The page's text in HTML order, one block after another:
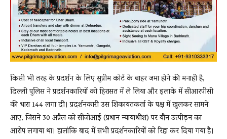
किसी भी तरह के प्रदर्शन के लिए सुप्रीम कोर्ट के बाहर जमा होने की मनाही है,
दिल्ली पुलिस ने प्रदर्शनकारियों को हिरासत में ले लिया और इलाके में सीआरपीसी
की धारा 144 लगा दी। प्रदर्शनकारी उस शिकायतकर्ता के पक्ष में खुलकर सामने
आए, जिसने 30 अप्रैल को सीजोआई (प्रधान न्यायाधीश) पर यौन उत्पीड़न का
आरोप लगाया था। हालांकि बाद में सभी प्रदर्शनकारियों को रिहा कर दिया गया है।